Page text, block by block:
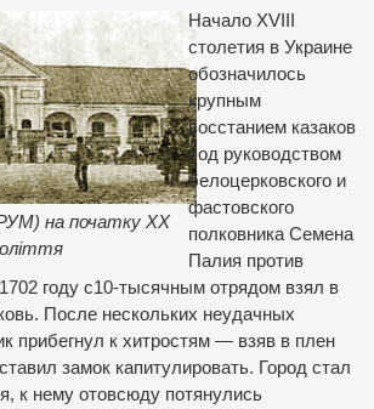
на початку ХХ
Начало XVIII
столетия в Украине
обозначилось
крупным
восстанием казаков
под руководством
белоцерковского и
фастовского
полковника Семена
Палия против
году с10-тысячным отрядом взял в
После нескольких неудачных
прибегнул к хитростям — взяв в плен
замок капитулировать. Город стал
к нему отовсюду потянулись